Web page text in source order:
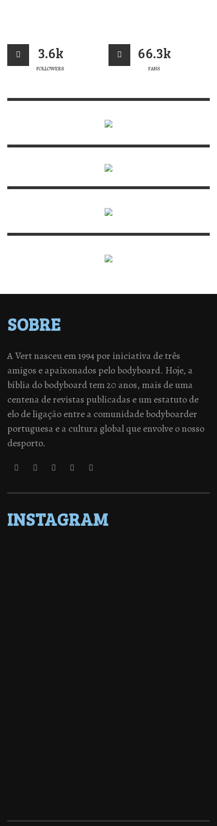
3.6k
FOLLOWERS
66.3k
FANS
SOBRE
A Vert nasceu em 1994 por iniciativa de três
amigos e apaixonados pelo bodyboard. Hoje, a
bíblia do bodyboard tem 20 anos, mais de uma
centena de revistas publicadas e um estatuto de
elo de ligação entre a comunidade bodyboarder
portuguesa e a cultura global que envolve o nosso
desporto.
INSTAGRAM